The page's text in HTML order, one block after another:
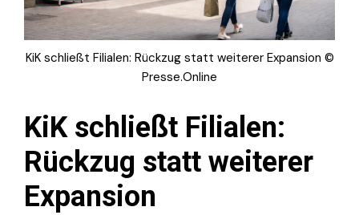
KiK schließt Filialen: Rückzug statt weiterer Expansion ©
Presse.Online
KiK schließt Filialen:
Rückzug statt weiterer
Expansion